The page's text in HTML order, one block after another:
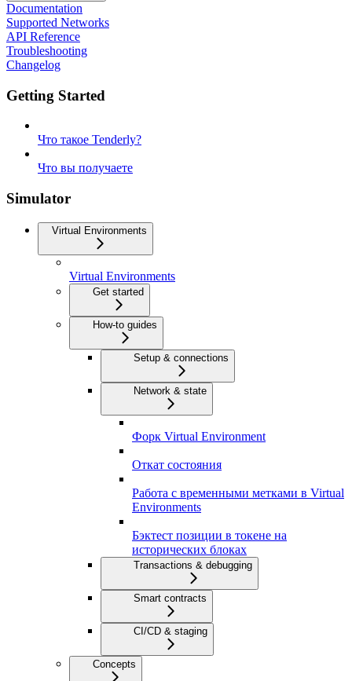
Documentation
Supported Networks
API Reference
Troubleshooting
Changelog
Getting Started
Что такое Tenderly?
Что вы получаете
Simulator
Virtual Environments
Virtual Environments
Get started
How-to guides
Setup & connections
Network & state
Форк Virtual Environment
Откат состояния
Работа с временными метками в Virtual
Environments
Бэктест позиции в токене на
исторических блоках
Transactions & debugging
Smart contracts
CI/CD & staging
Concepts